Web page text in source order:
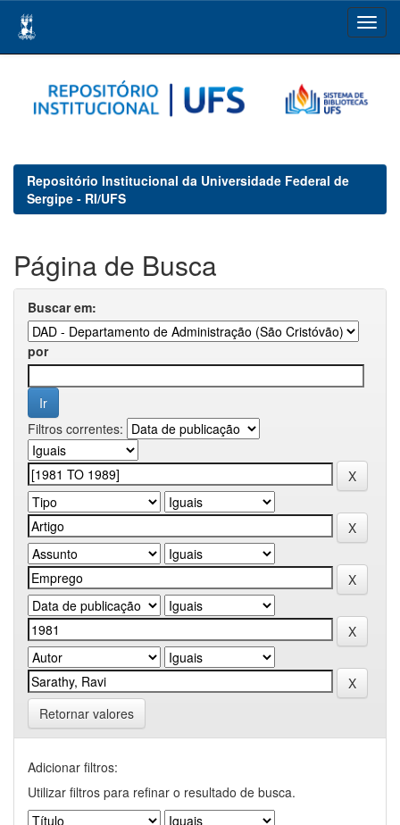
navigation
Repositório Institucional da Universidade Federal de
Sergipe - RI/UFS
Página de Busca
Buscar em:
por
Filtros correntes:
Retornar valores
Adicionar filtros:
Utilizar filtros para refinar o resultado de busca.